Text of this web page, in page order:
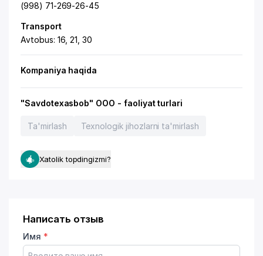
(998) 71-269-26-45
Transport
Avtobus: 16, 21, 30
Kompaniya haqida
"Savdotexasbob" OOO - faoliyat turlari
Ta'mirlash Texnologik jihozlarni ta'mirlash
Xatolik topdingizmi?
Написать отзыв
Имя *